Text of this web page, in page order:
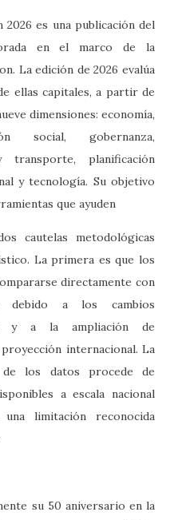
es una publicación del
en el marco de la
La edición de 2026 evalúa
ellas capitales, a partir de
dimensiones: economía,
social, gobernanza,
transporte, planificación
y tecnología. Su objetivo
que ayuden
cautelas metodológicas
La primera es que los
directamente con
debido a los cambios
y a la ampliación de
internacional. La
los datos procede de
a escala nacional
limitación reconocida
su 50 aniversario en la